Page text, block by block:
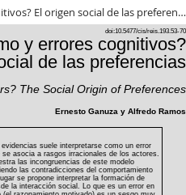
¿Negacionismo y errores cognitivos? El origen social de las preferencias